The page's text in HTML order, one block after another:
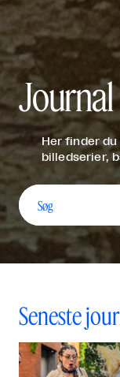
Journal
Her finder
billedserier,
Unge
Ten Lai
Unge
Seneste